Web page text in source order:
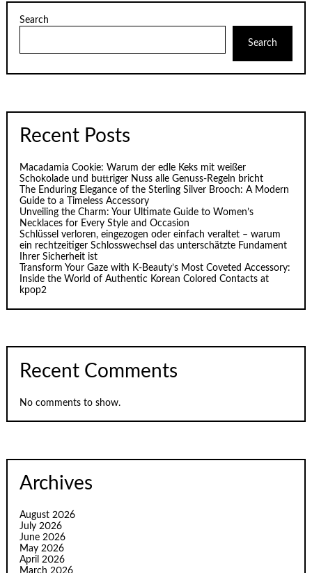
Search
Search
Recent Posts
Macadamia Cookie: Warum der edle Keks mit weißer
Schokolade und buttriger Nuss alle Genuss-Regeln bricht
The Enduring Elegance of the Sterling Silver Brooch: A Modern
Guide to a Timeless Accessory
Unveiling the Charm: Your Ultimate Guide to Women’s
Necklaces for Every Style and Occasion
Schlüssel verloren, eingezogen oder einfach veraltet – warum
ein rechtzeitiger Schlosswechsel das unterschätzte Fundament
Ihrer Sicherheit ist
Transform Your Gaze with K‑Beauty’s Most Coveted Accessory:
Inside the World of Authentic Korean Colored Contacts at
kpop2
Recent Comments
No comments to show.
Archives
August 2026
July 2026
June 2026
May 2026
April 2026